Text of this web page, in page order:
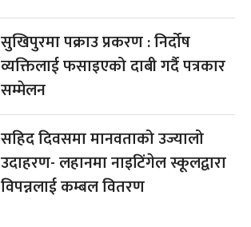
सुखिपुरमा पक्राउ प्रकरण : निर्दोष
व्यक्तिलाई फसाइएको दाबी गर्दै पत्रकार
सम्मेलन
सहिद दिवसमा मानवताको उज्यालो
उदाहरण- लहानमा नाइटिंगेल स्कूलद्वारा
विपन्नलाई कम्बल वितरण